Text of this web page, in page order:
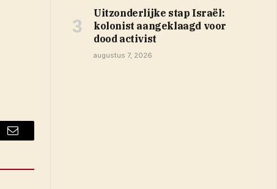
Email
Uitzonderlijke stap Israël:
kolonist aangeklaagd voor
dood activist
augustus 7, 2026